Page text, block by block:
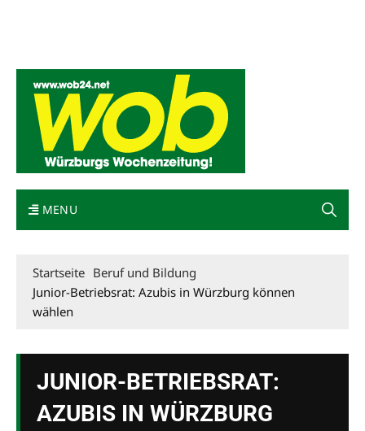
MENU
Startseite Beruf und Bildung
Junior-Betriebsrat: Azubis in Würzburg können
wählen
JUNIOR-BETRIEBSRAT:
AZUBIS IN WÜRZBURG